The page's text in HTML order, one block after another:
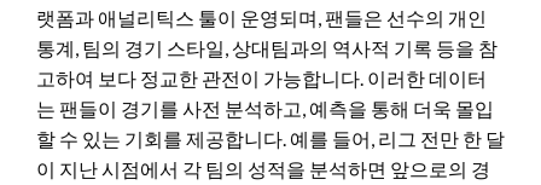
랫폼과 애널리틱스 툴이 운영되며, 팬들은 선수의 개인
통계, 팀의 경기 스타일, 상대팀과의 역사적 기록 등을 참
고하여 보다 정교한 관전이 가능합니다. 이러한 데이터
는 팬들이 경기를 사전 분석하고, 예측을 통해 더욱 몰입
할 수 있는 기회를 제공합니다. 예를 들어, 리그 전만 한 달
이 지난 시점에서 각 팀의 성적을 분석하면 앞으로의 경